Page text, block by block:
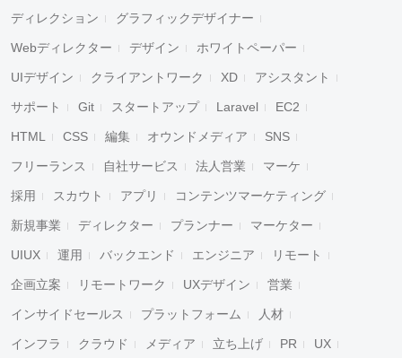
ディレクション グラフィックデザイナー
Webディレクター デザイン ホワイトペーパー
UIデザイン クライアントワーク XD アシスタント
サポート Git スタートアップ Laravel EC2
HTML CSS 編集 オウンドメディア SNS
フリーランス 自社サービス 法人営業 マーケ
採用 スカウト アプリ コンテンツマーケティング
新規事業 ディレクター プランナー マーケター
UIUX 運用 バックエンド エンジニア リモート
企画立案 リモートワーク UXデザイン 営業
インサイドセールス プラットフォーム 人材
インフラ クラウド メディア 立ち上げ PR UX